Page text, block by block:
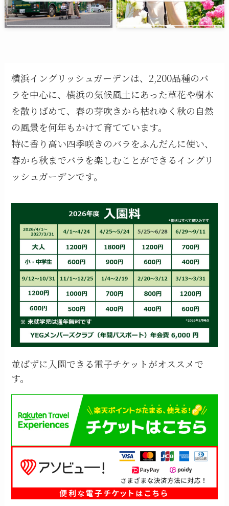
横浜イングリッシュガーデンは、2,200品種のバ
ラを中心に、横浜の気候風土にあった草花や樹木
を散りばめて、春の芽吹きから枯れゆく秋の自然
の風景を何年もかけて育てています。
特に香り高い四季咲きのバラをふんだんに使い、
春から秋までバラを楽しむことができるイングリ
ッシュガーデンです。
並ばずに入園できる電子チケットがオススメで
す。